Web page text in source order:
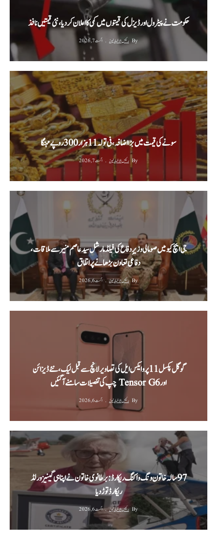
حکومت نے پیٹرول اور ڈیزل کی قیمتوں میں کمی کا اعلان کر دیا، نئی قیمتیں نافذ
By رئیس الاخبار نیوز اگست 7, 2026
سونے کی قیمت میں بڑا اضافہ، فی تولہ 11 ہزار 300 روپے مہنگا
By رئیس الاخبار نیوز اگست 7, 2026
جی ایچ کیو میں صومالی وزیرِ دفاع کی فیلڈ مارشل سید عاصم منیر سے ملاقات،
دفاعی تعاون بڑھانے پر اتفاق
By رئیس الاخبار نیوز اگست 6, 2026
گوگل پکسل 11 پرو ایکس ایل کی تصاویر لانچ سے قبل لیک، نئے ڈیزائن
اور Tensor G6 چپ کی تفصیلات سامنے آ گئیں
By رئیس الاخبار نیوز اگست 6, 2026
‫97 سالہ خاتون ونگ واکنگ ریکارڈ: برطانوی خاتون نے اپنا ہی گینیز ورلڈ
ریکارڈ توڑ دیا‬
By رئیس الاخبار نیوز اگست 6, 2026